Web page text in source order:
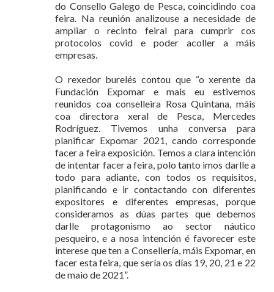
do Consello Galego de Pesca, coincidindo coa
feira. Na reunión analizouse a necesidade de
ampliar o recinto feiral para cumprir cos
protocolos covid e poder acoller a máis
empresas.
O rexedor burelés contou que “o xerente da
Fundación Expomar e mais eu estivemos
reunidos coa conselleira Rosa Quintana, máis
coa directora xeral de Pesca, Mercedes
Rodríguez. Tivemos unha conversa para
planificar Expomar 2021, cando corresponde
facer a feira exposición. Temos a clara intención
de intentar facer a feira, polo tanto imos darlle a
todo para adiante, con todos os requisitos,
planificando e ir contactando con diferentes
expositores e diferentes empresas, porque
consideramos as dúas partes que debemos
darlle protagonismo ao sector náutico
pesqueiro, e a nosa intención é favorecer este
interese que ten a Consellería, máis Expomar, en
facer esta feira, que sería os días 19, 20, 21 e 22
de maio de 2021”.